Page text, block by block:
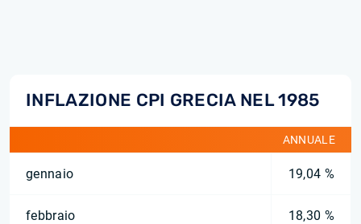
INFLAZIONE CPI GRECIA NEL 1985
ANNUALE
gennaio 19,04 %
febbraio 18,30 %